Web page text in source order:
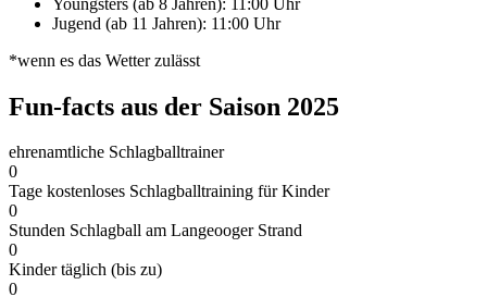
Jugend (ab 11 Jahren): 11:00 Uhr
*wenn es das Wetter zulässt
Fun-facts aus der Saison 2025
ehrenamtliche Schlagballtrainer
0
Tage kostenloses Schlagballtraining für Kinder
0
Stunden Schlagball am Langeooger Strand
0
Kinder täglich (bis zu)
0